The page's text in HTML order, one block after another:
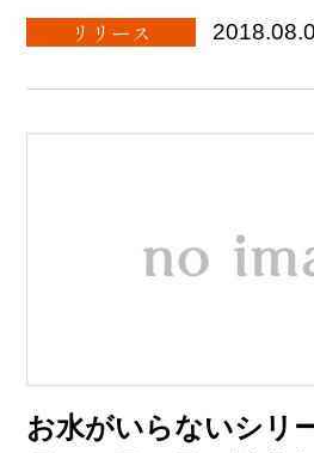
リリース
お水がいらないシリ